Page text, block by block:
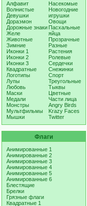
Алфавит
Волнистые
Девушки
Дораэмон
Дорожные знаки
Желе
Животные
Зимние
Иконки 1
Иконки 2
Иконки 3
Квадратные
Логотипы
Лупы
Любовь
Маски
Медали
Монстры
Мультфильмы
Мышки
Насекомые
Новогодние
игрушки
Овощи
Пасхальные
яйца
Прозрачные
Разные
Растения
Ролевые
Сердечки
Снежинки
Спорт
Треугольные
Тыквы
Цветные
Части лица
Angry Birds
Krazy Faces
Twitter
Флаги
Анимированные 1
Анимированные 2
Анимированные 3
Анимированные 4
Анимированные 5
Анимированные 6
Блестящие
Брелки
Грязные флаги
Квадратные 1